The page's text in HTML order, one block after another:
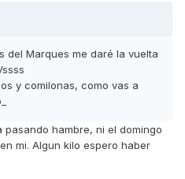
del Marques me daré la vuelta
y comilonas, como vas a
hambre, ni el domingo
mi. Algun kilo espero haber